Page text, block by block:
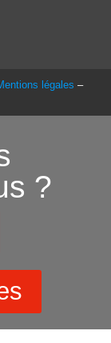
légales –
?​